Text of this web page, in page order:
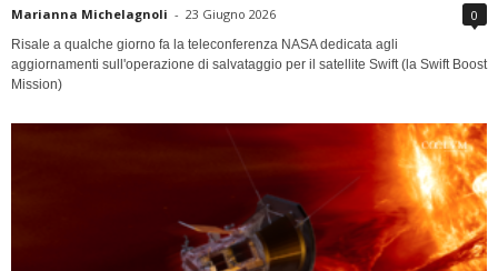
Marianna Michelagnoli - 23 Giugno 2026 0
Risale a qualche giorno fa la teleconferenza NASA dedicata agli
aggiornamenti sull'operazione di salvataggio per il satellite Swift (la Swift Boost
Mission)